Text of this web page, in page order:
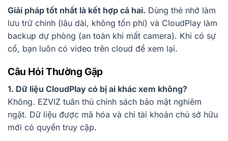
Giải pháp tốt nhất là kết hợp cả hai. Dùng thẻ nhớ làm
lưu trữ chính (lâu dài, không tốn phí) và CloudPlay làm
backup dự phòng (an toàn khi mất camera). Khi có sự
cố, bạn luôn có video trên cloud để xem lại.
Câu Hỏi Thường Gặp
1. Dữ liệu CloudPlay có bị ai khác xem không?
Không. EZVIZ tuân thủ chính sách bảo mật nghiêm
ngặt. Dữ liệu được mã hóa và chỉ tài khoản chủ sở hữu
mới có quyền truy cập.